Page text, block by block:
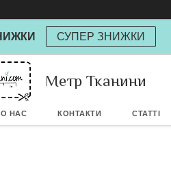
СУПЕР ЗНИЖКИ
Метр Тканини
НАС КОНТАКТИ СТАТТІ